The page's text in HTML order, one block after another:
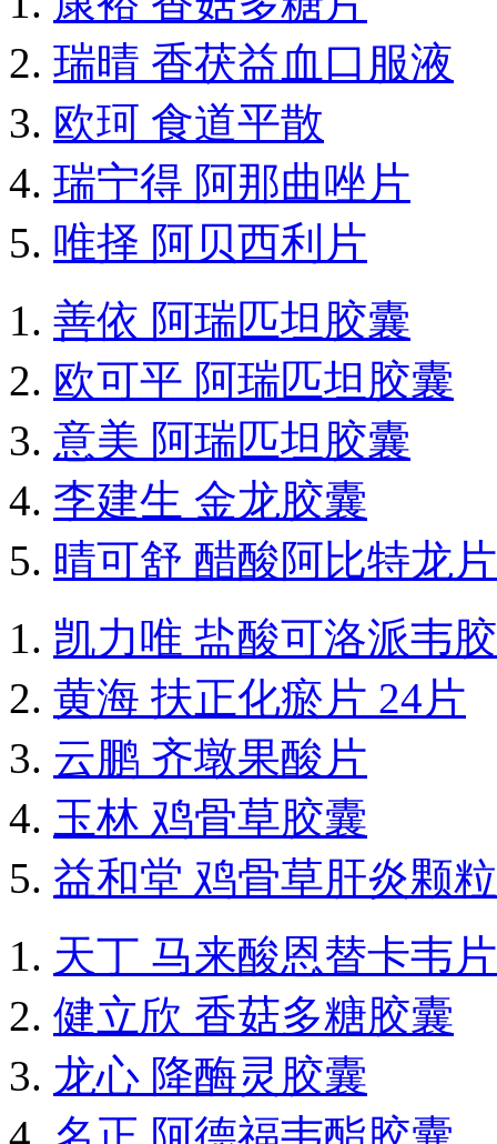
瑞晴 香茯益血口服液
欧珂 食道平散
瑞宁得 阿那曲唑片
唯择 阿贝西利片
善依 阿瑞匹坦胶囊
欧可平 阿瑞匹坦胶囊
意美 阿瑞匹坦胶囊
李建生 金龙胶囊
晴可舒 醋酸阿比特龙片
凯力唯 盐酸可洛派韦
黄海 扶正化瘀片 24片
云鹏 齐墩果酸片
玉林 鸡骨草胶囊
益和堂 鸡骨草肝炎颗粒
天丁 马来酸恩替卡韦片
健立欣 香菇多糖胶囊
龙心 降酶灵胶囊